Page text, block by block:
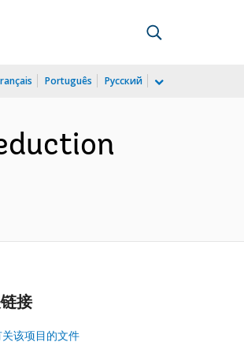
Português Русский
接
该项目的文件